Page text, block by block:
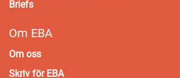
Briefs
Om EBA
Om oss
Skriv för EBA